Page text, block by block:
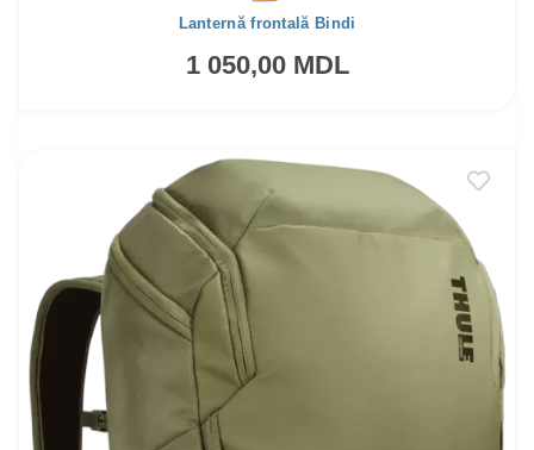
Lanternă frontală Bindi
1 050,00 MDL